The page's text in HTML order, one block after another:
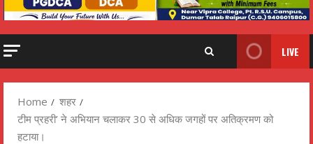
LIVE
Home
शहर
टीम प्रहरी’ ने अभियान चलाकर 30 से अधिक जगहों पर अतिक्रमण को
हटाया।